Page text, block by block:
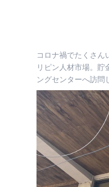
コロナ禍でたくさん
リピン人材市場。
ングセンターへ訪問